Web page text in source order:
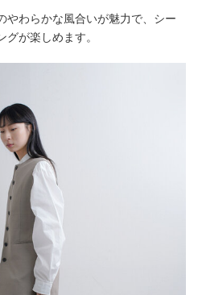
やわらかな風合いが魅力で、シー
が楽しめます。